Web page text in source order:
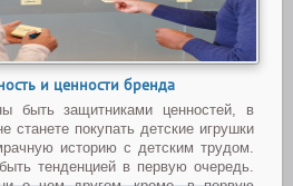
и ценности бренда
быть защитниками ценностей, в
станете покупать детские игрушки
историю с детским трудом.
тенденцией в первую очередь.